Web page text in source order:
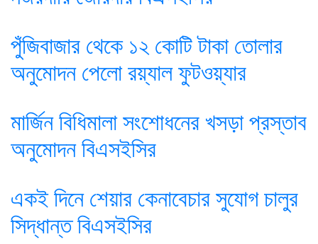
পুঁজিবাজার থেকে ১২ কোটি টাকা তোলার
অনুমোদন পেলো রয়্যাল ফুটওয়্যার
মার্জিন বিধিমালা সংশোধনের খসড়া প্রস্তাব
অনুমোদন বিএসইসির
একই দিনে শেয়ার কেনাবেচার সুযোগ চালুর
সিদ্ধান্ত বিএসইসির